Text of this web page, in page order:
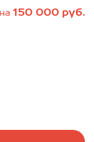
150 000 руб.